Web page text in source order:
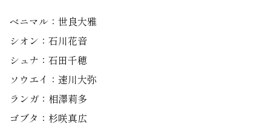
ベニマル：世良大雅
シオン：石川花音
シュナ：石田千穂
ソウエイ：速川大弥
ランガ：相澤莉多
ゴブタ：杉咲真広